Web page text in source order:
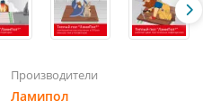
Производители
Ламипол